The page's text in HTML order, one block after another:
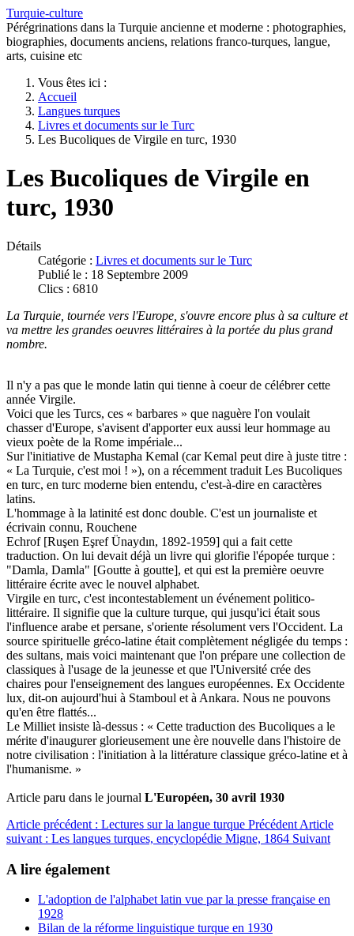
Turquie-culture
Pérégrinations dans la Turquie ancienne et moderne : photographies,
biographies, documents anciens, relations franco-turques, langue,
arts, cuisine etc
Vous êtes ici :
Accueil
Langues turques
Livres et documents sur le Turc
Les Bucoliques de Virgile en turc, 1930
Les Bucoliques de Virgile en
turc, 1930
Détails
Catégorie : Livres et documents sur le Turc
Publié le : 18 Septembre 2009
Clics : 6810
La Turquie, tournée vers l'Europe, s'ouvre encore plus à sa culture et
va mettre les grandes oeuvres littéraires à la portée du plus grand
nombre.
Il n'y a pas que le monde latin qui tienne à coeur de célébrer cette
année Virgile.
Voici que les Turcs, ces « barbares » que naguère l'on voulait
chasser d'Europe, s'avisent d'apporter eux aussi leur hommage au
vieux poète de la Rome impériale...
Sur l'initiative de Mustapha Kemal (carKemal peut dire à juste titre :
« La Turquie, c'est moi ! »), on a récemment traduit Les Bucoliques
en turc, en turc moderne bien entendu, c'est-à-dire en caractères
latins.
L'hommage à la latinité est donc double. C'est un journaliste et
écrivain connu, Rouchene
Echrof [Ruşen Eşref Ünaydın, 1892-1959] qui a fait cette
traduction. On lui devait déjà un livre qui glorifie l'épopée turque :
"Damla, Damla" [Goutte à goutte], et qui est la première oeuvre
littéraire écrite avec le nouvel alphabet.
Virgile en turc, c'est incontestablement un événement politico-
littéraire. Il signifie que la culture turque, qui jusqu'ici était sous
l'influence arabe et persane, s'oriente résolument vers l'Occident. La
source spirituelle gréco-latine était complètement négligée du temps :
des sultans, mais voici maintenant que l'on prépare une collection de
classiques à l'usage de la jeunesse et que l'Université crée des
chaires pour l'enseignement des langues européennes. Ex Occidente
lux, dit-on aujourd'hui à Stamboul et à Ankara. Nous ne pouvons
qu'en être flattés...
Le Milliet insiste là-dessus : « Cette traduction des Bucoliques a le
mérite d'inaugurer glorieusement une ère nouvelle dans l'histoire de
notre civilisation : l'initiation à la littérature classique gréco-latine et à
l'humanisme. »
Article paru dans le journal L'Européen, 30 avril 1930
Article précédent : Lectures sur la langue turque Précédent Article
suivant : Les langues turques, encyclopédie Migne, 1864 Suivant
A lire également
L'adoption de l'alphabet latin vue par la presse française en
1928
Bilan de la réforme linguistique turque en 1930